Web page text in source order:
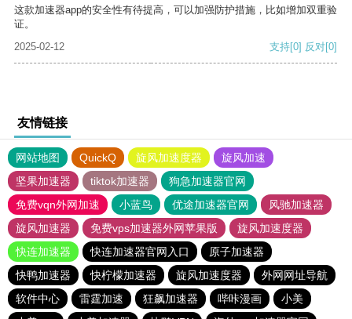
这款加速器app的安全性有待提高，可以加强防护措施，比如增加双重验
证。
2025-02-12
支持[0] 反对[0]
友情链接
网站地图 QuickQ 旋风加速度器
旋风加速
坚果加速器
tiktok加速器
狗急加速器官网
免费vqn外网加速
小蓝鸟 优途加速器官网
风驰加速器
旋风加速器
免费vps加速器外网苹果版
旋风加速度器
快连加速器
快连加速器官网入口
原子加速器
快鸭加速器
快柠檬加速器 旋风加速度器
外网网址导航
软件中心
雷霆加速 狂飙加速器 哔咔漫画
小美